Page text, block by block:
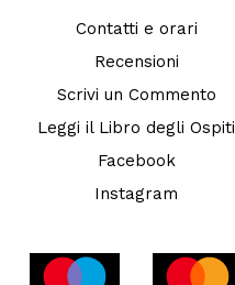
Contatti e orari
Recensioni
Scrivi un Commento
Leggi il Libro degli Ospiti
Facebook
Instagram